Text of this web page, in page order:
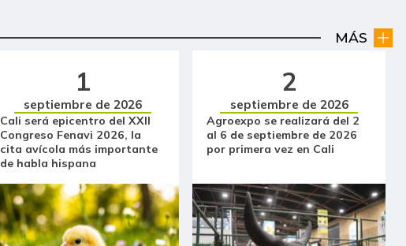
MÁS
1
septiembre de 2026
Cali será epicentro del XXII
Congreso Fenavi 2026, la
cita avícola más importante
de habla hispana
2
septiembre de 2026
Agroexpo se realizará del 2
al 6 de septiembre de 2026
por primera vez en Cali